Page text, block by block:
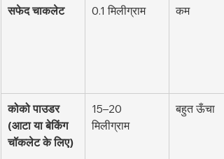
सफेद चाकलेट 0.1 मिलीग्राम कम
कोको पाउडर
(आटा या बेकिंग
चॉकलेट के लिए)
15–20
मिलीग्राम
बहुत ऊँचा